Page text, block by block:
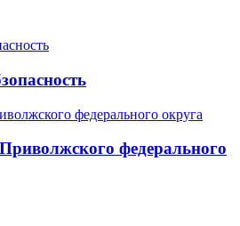
федерального